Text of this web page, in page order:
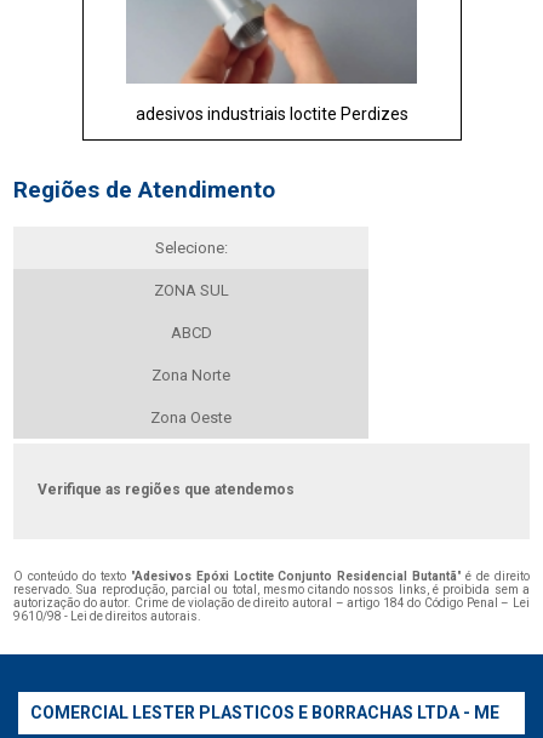
adesivos industriais loctite Perdizes
Regiões de Atendimento
Selecione:
ZONA SUL
ABCD
Zona Norte
Zona Oeste
Verifique as regiões que atendemos
O conteúdo do texto "Adesivos Epóxi Loctite Conjunto Residencial Butantã" é de direito
reservado. Sua reprodução, parcial ou total, mesmo citando nossos links, é proibida sem a
autorização do autor. Crime de violação de direito autoral – artigo 184 do Código Penal –
Lei
9610/98 - Lei de direitos autorais
COMERCIAL LESTER PLASTICOS E BORRACHAS LTDA - ME